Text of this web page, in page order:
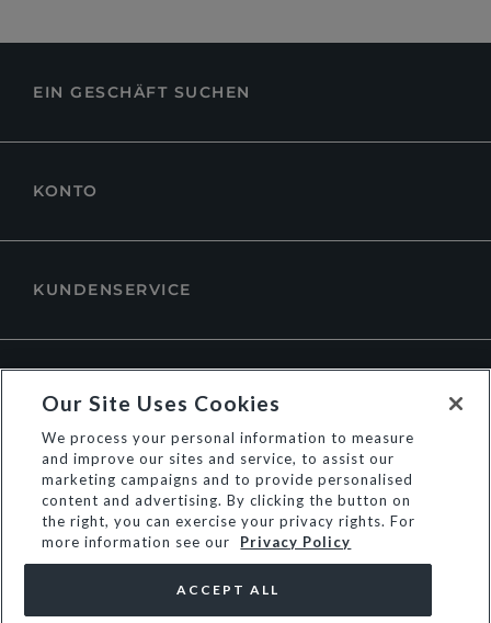
EIN GESCHÄFT SUCHEN
KONTO
KUNDENSERVICE
Our Site Uses Cookies
We process your personal information to measure
and improve our sites and service, to assist our
marketing campaigns and to provide personalised
content and advertising. By clicking the button on
the right, you can exercise your privacy rights. For
more information see our
Privacy Policy
ACCEPT ALL